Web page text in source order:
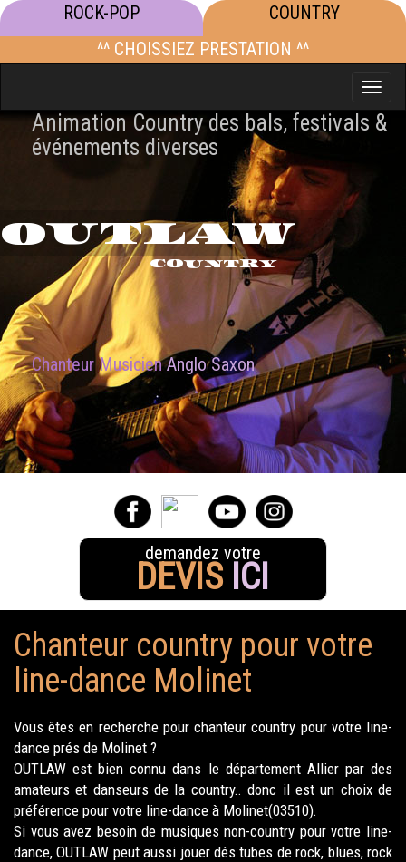
ROCK-POP
COUNTRY
^^ CHOISSIEZ PRESTATION ^^
Toggle
Animation Country des bals, festivals &
événements diverses
OUTLAW
COUNTRY
Chanteur MusicienAnglo Saxon
demandez votre
DEVIS ICI
Chanteur country pour votre
line-dance Molinet
Vous êtes en recherche pour chanteur country pour votre line-
dance prés de Molinet ?
OUTLAW est bien connu dans le département Allier par des
amateurs et danseurs de la country.. donc il est un choix de
préférence pour votre line-dance à Molinet(03510).
Si vous avez besoin de musiques non-country pour votre line-
dance, OUTLAW peut aussi jouer dés tubes de rock, blues, rock